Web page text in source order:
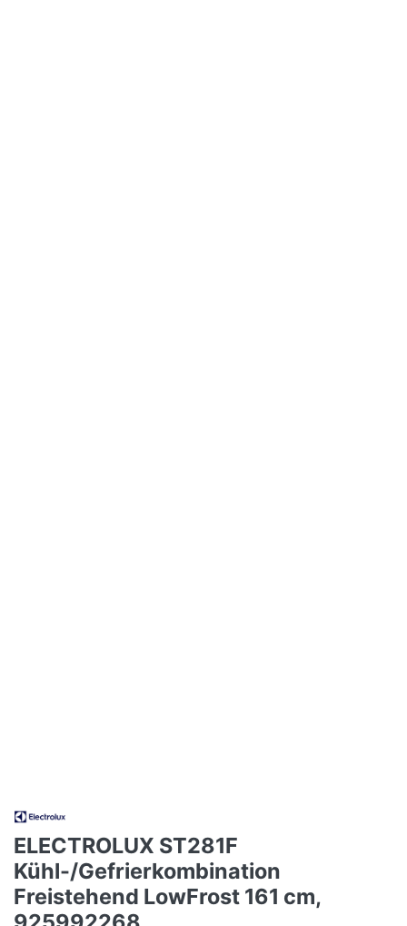
ELECTROLUX ST281F
Kühl-/Gefrierkombination
Freistehend LowFrost 161 cm,